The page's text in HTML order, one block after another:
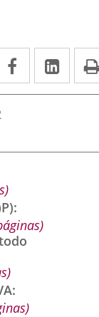
Facebook
Enlace
a
externa.
a